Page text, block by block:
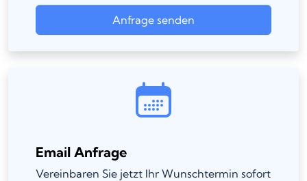
Anfrage senden
Email Anfrage
Vereinbaren Sie jetzt Ihr Wunschtermin sofort